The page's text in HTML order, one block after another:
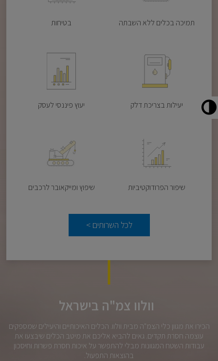
תמיכה בכלים ללא השבתה בטיחות
יעילות בצריכת דלק יעוץ פיננסי לעסק
שיפור הפרודוקטיביות שיפוץ ומייקאובר לרכבים
לכל השרותים>
וולוו צמ"ה בישראל
הכירו את מגוון כלי הצמ"ה מבית וולוו. הכלים האיכותיים והיעילים שמספקים
עוצמה חסרת תקדים. גאים להביא אליכם את מיטב הכלים שיבצעו את
עבודות השטח המגוונות מבלי להתפשר על איכות חסרת פשרות וחיסכון
בהוצאות התפעול.